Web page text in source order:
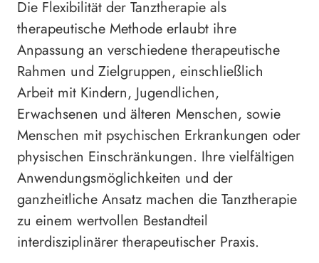
Die Flexibilität der Tanztherapie als
therapeutische Methode erlaubt ihre
Anpassung an verschiedene therapeutische
Rahmen und Zielgruppen, einschließlich
Arbeit mit Kindern, Jugendlichen,
Erwachsenen und älteren Menschen, sowie
Menschen mit psychischen Erkrankungen oder
physischen Einschränkungen. Ihre vielfältigen
Anwendungsmöglichkeiten und der
ganzheitliche Ansatz machen die Tanztherapie
zu einem wertvollen Bestandteil
interdisziplinärer therapeutischer Praxis.